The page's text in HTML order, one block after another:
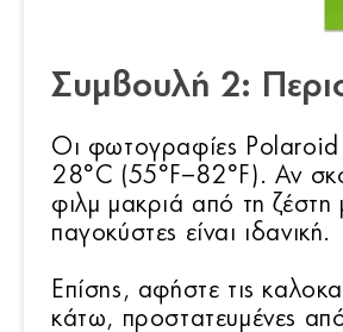
Συμβουλή 2:
Οι φωτογραφίες Polaroid
28°C (55°F–82°F). Αν
φιλμ μακριά από τη ζέστη
παγοκύστες είναι ιδανική.
Επίσης, αφήστε τις
κάτω, προστατευμένες